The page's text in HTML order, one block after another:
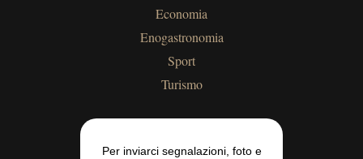
Economia
Enogastronomia
Sport
Turismo
Per inviarci segnalazioni, foto e